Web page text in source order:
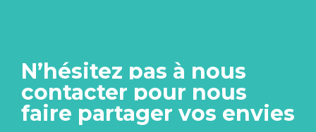
N’hésitez pas à nous
contacter pour nous
faire partager vos envies